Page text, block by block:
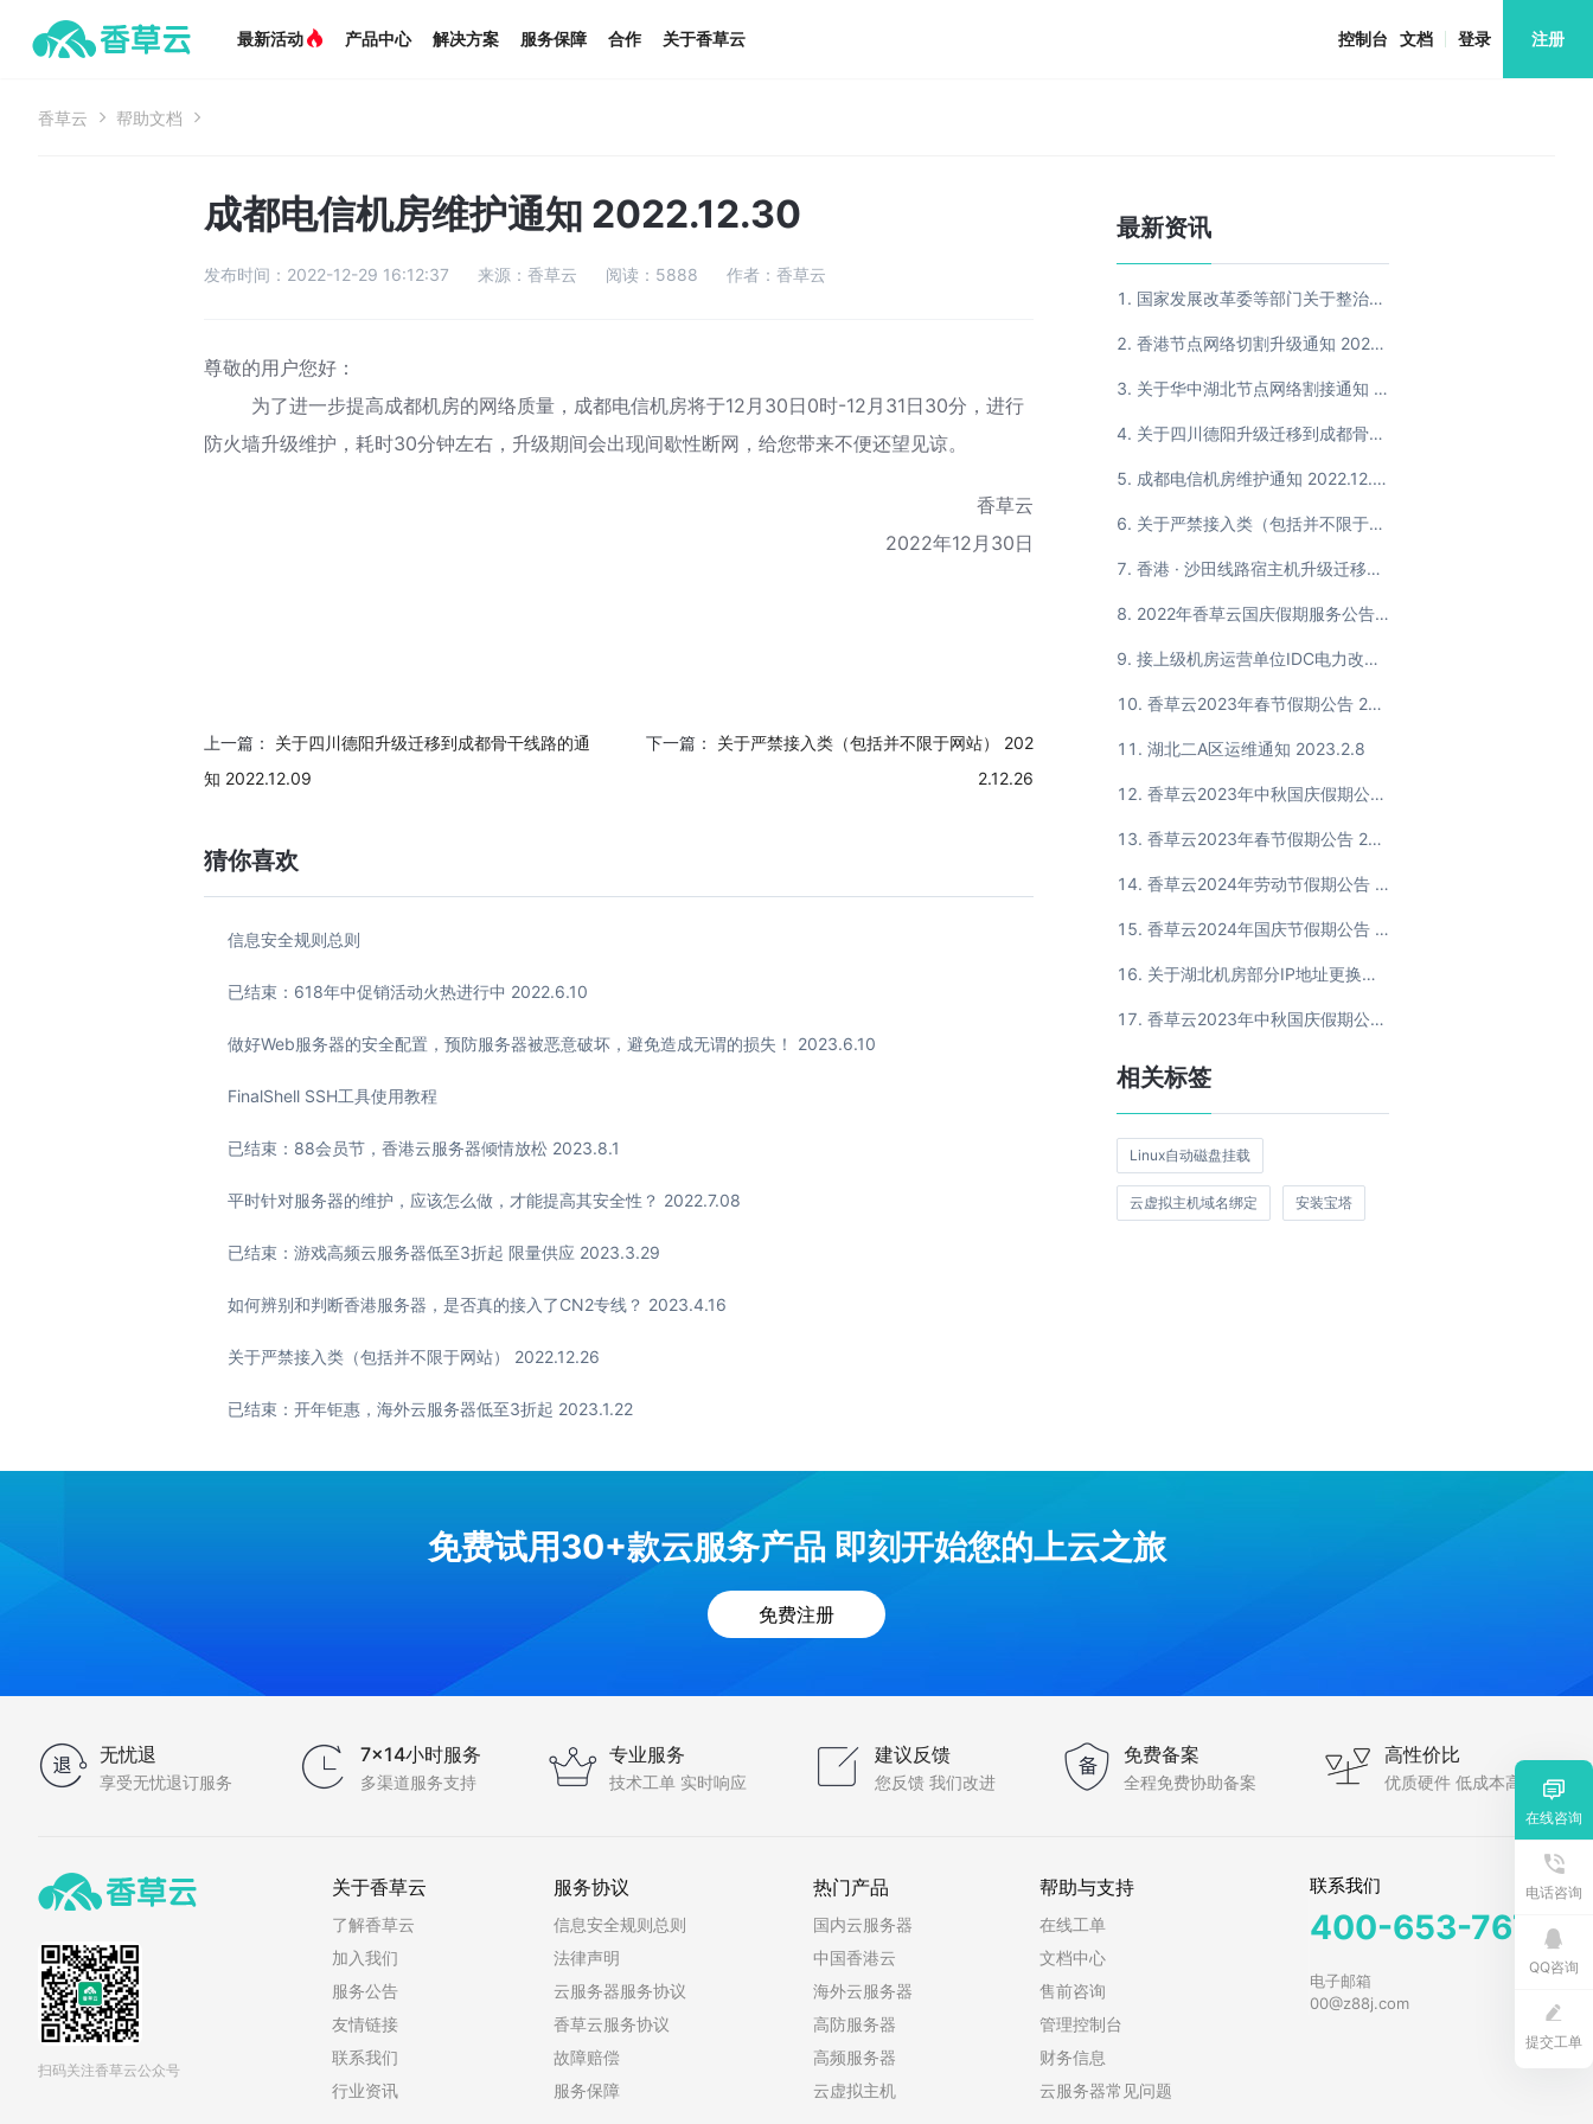
最新活动  产品中心 解决方案 服务保障 合作 关于香草云 控制台 文档 登录 注册

在线咨询

电话咨询

QQ咨询

提交工单
香草云  帮助文档 
成都电信机房维护通知 2022.12.30
发布时间： 2022-12-29 16:12:37 来源： 香草云 阅读： 5888 作者： 香草云
尊敬的用户您好：
为了进一步提高成都机房的网络质量，成都电信机房将于12月30日0时-12月31日30分，进行
防火墙升级维护，耗时30分钟左右，升级期间会出现间歇性断网，给您带来不便还望见谅。
香草云
2022年12月30日
上一篇：
关于四川德阳升级迁移到成都骨干线路的通
知 2022.12.09
下一篇：
关于严禁接入类（包括并不限于网站） 202
2.12.26
猜你喜欢
信息安全规则总则
已结束：618年中促销活动火热进行中 2022.6.10
做好Web服务器的安全配置，预防服务器被恶意破坏，避免造成无谓的损失！ 2023.6.10
FinalShell SSH工具使用教程
已结束：88会员节，香港云服务器倾情放松 2023.8.1
平时针对服务器的维护，应该怎么做，才能提高其安全性？ 2022.7.08
已结束：游戏高频云服务器低至3折起 限量供应 2023.3.29
如何辨别和判断香港服务器，是否真的接入了CN2专线？ 2023.4.16
关于严禁接入类（包括并不限于网站） 2022.12.26
已结束：开年钜惠，海外云服务器低至3折起 2023.1.22
最新资讯
国家发展改革委等部门关于整治虚拟货币“挖矿” 活动的通知 2022.3.10
香港节点网络切割升级通知 2022.7.8
关于华中湖北节点网络割接通知 2022.8.29
关于四川德阳升级迁移到成都骨干线路的通知 2022.12.09
成都电信机房维护通知 2022.12.30
关于严禁接入类（包括并不限于网站） 2022.12.26
香港 · 沙田线路宿主机升级迁移通知 2022.7.20
2022年香草云国庆假期服务公告 2022.9.29
接上级机房运营单位IDC电力改造割接通知 2022.11.24
香草云2023年春节假期公告 2023.01.11
湖北二A区运维通知 2023.2.8
香草云2023年中秋国庆假期公告 2023.12.29
香草云2023年春节假期公告 2024.2.7
香草云2024年劳动节假期公告 2024.4.30
香草云2024年国庆节假期公告 2024.9.30
关于湖北机房部分IP地址更换的通知
香草云2023年中秋国庆假期公告 2023.09.27
相关标签
Linux自动磁盘挂载
云虚拟主机域名绑定 安装宝塔
免费试用30+款云服务产品 即刻开始您的上云之旅
免费注册
无忧退
享受无忧退订服务
7×14小时服务
多渠道服务支持
专业服务
技术工单 实时响应
建议反馈
您反馈 我们改进
免费备案
全程免费协助备案
高性价比
优质硬件 低成本高性能
扫码关注香草云公众号
关于香草云
了解香草云
加入我们
服务公告
友情链接
联系我们
行业资讯
服务协议
信息安全规则总则
法律声明
云服务器服务协议
香草云服务协议
故障赔偿
服务保障
热门产品
国内云服务器
中国香港云
海外云服务器
高防服务器
高频服务器
云虚拟主机
帮助与支持
在线工单
文档中心
售前咨询
管理控制台
财务信息
云服务器常见问题
联系我们
400-653-7678
电子邮箱
00@z88j.com